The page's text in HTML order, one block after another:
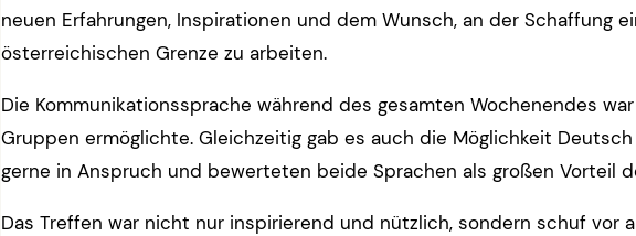
neuen Erfahrungen, Inspirationen und dem Wunsch, an der
österreichischen Grenze zu arbeiten.
Die Kommunikationssprache während des gesamten Wochenendes
Gruppen ermöglichte. Gleichzeitig gab es auch die Möglichkeit
gerne in Anspruch und bewerteten beide Sprachen als großen Vorteil
Das Treffen war nicht nur inspirierend und nützlich, sondern schuf vor